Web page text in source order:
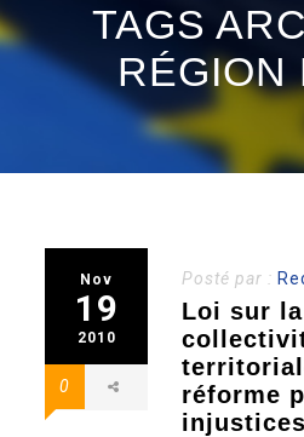
TAGS
RÉGION
Nov
19
2010
0
Posté par :
Loi sur
réforme
injustices